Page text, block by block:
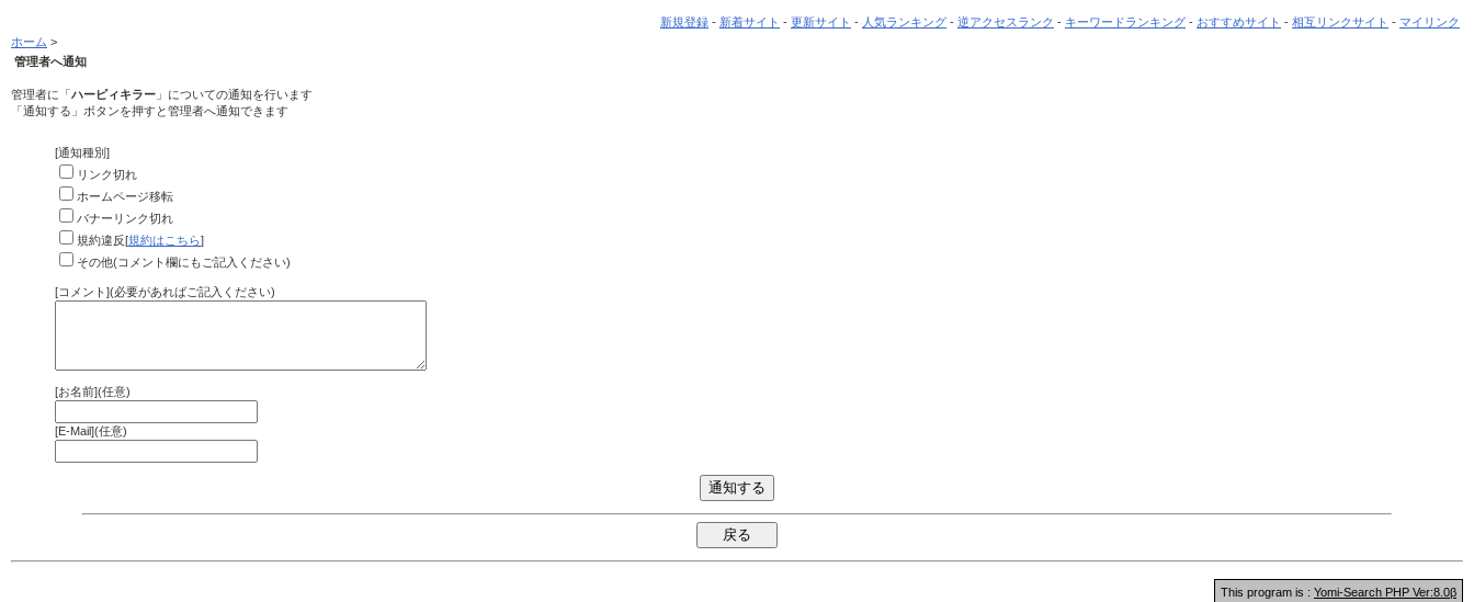
新規登録 - 新着サイト - 更新サイト - 人気ランキング - 逆アクセスランク - キーワードランキング - おすすめサイト - 相互リンクサイト - マイリンク
ホーム >
管理者へ通知
管理者に「ハーピィキラー 」についての通知を行います
「通知する」ボタンを押すと管理者へ通知できます
[通知種別]
リンク切れ
ホームページ移転
バナーリンク切れ
規約違反[規約はこちら]
その他(コメント欄にもご記入ください)
[コメント](必要があればご記入ください)
[お名前](任意)
[E-Mail](任意)
This program is : Yomi-Search PHP Ver:8.0β